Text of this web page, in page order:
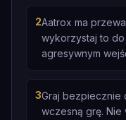
2Aatrox ma
wykorzystaj to
agresywnym
3Graj bezpiecznie
wczesną grę. Nie